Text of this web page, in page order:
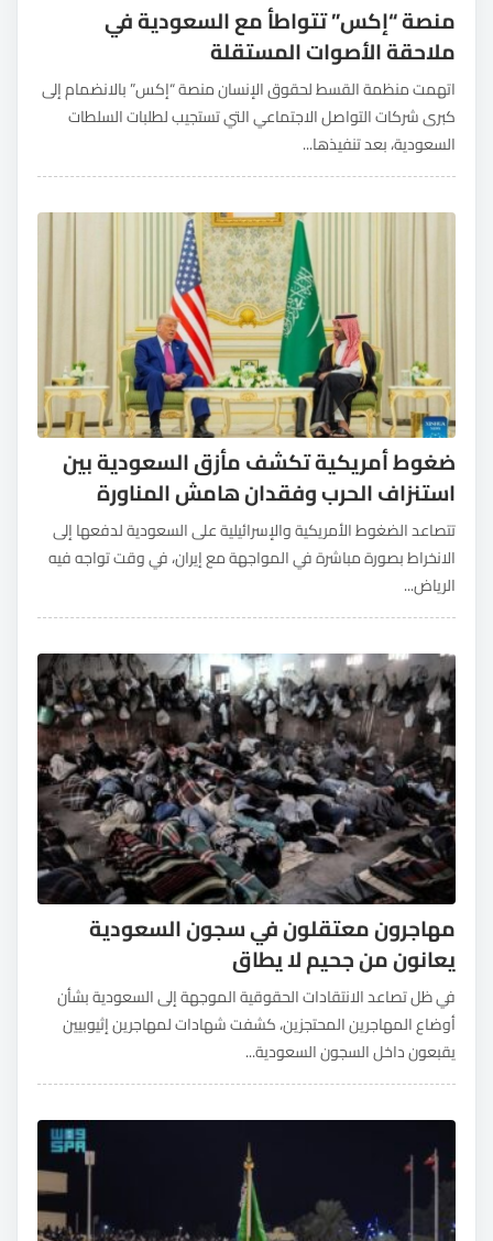
منصة “إكس” تتواطأ مع السعودية في
ملاحقة الأصوات المستقلة
اتهمت منظمة القسط لحقوق الإنسان منصة “إكس” بالانضمام إلى
كبرى شركات التواصل الاجتماعي التي تستجيب لطلبات السلطات
السعودية، بعد تنفيذها...
ضغوط أمريكية تكشف مأزق السعودية بين
استنزاف الحرب وفقدان هامش المناورة
تتصاعد الضغوط الأمريكية والإسرائيلية على السعودية لدفعها إلى
الانخراط بصورة مباشرة في المواجهة مع إيران، في وقت تواجه فيه
الرياض...
مهاجرون معتقلون في سجون السعودية
يعانون من جحيم لا يطاق
في ظل تصاعد الانتقادات الحقوقية الموجهة إلى السعودية بشأن
أوضاع المهاجرين المحتجزين، كشفت شهادات لمهاجرين إثيوبيين
يقبعون داخل السجون السعودية...